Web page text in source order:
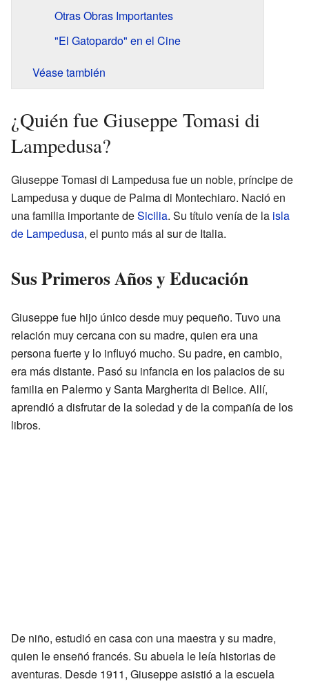
Otras Obras Importantes
"El Gatopardo" en el Cine
Véase también
¿Quién fue Giuseppe Tomasi di
Lampedusa?
Giuseppe Tomasi di Lampedusa fue un noble, príncipe de
Lampedusa y duque de Palma di Montechiaro. Nació en
una familia importante deSicilia. Su título venía de la isla
de Lampedusa, el punto más al sur de Italia.
Sus Primeros Años y Educación
Giuseppe fue hijo único desde muy pequeño. Tuvo una
relación muy cercana con su madre, quien era una
persona fuerte y lo influyó mucho. Su padre, en cambio,
era más distante. Pasó su infancia en los palacios de su
familia en Palermo y Santa Margherita di Belice. Allí,
aprendió a disfrutar de la soledad y de la compañía de los
libros.
De niño, estudió en casa con una maestra y su madre,
quien le enseñó francés. Su abuela le leía historias de
aventuras. Desde 1911, Giuseppe asistió a la escuela